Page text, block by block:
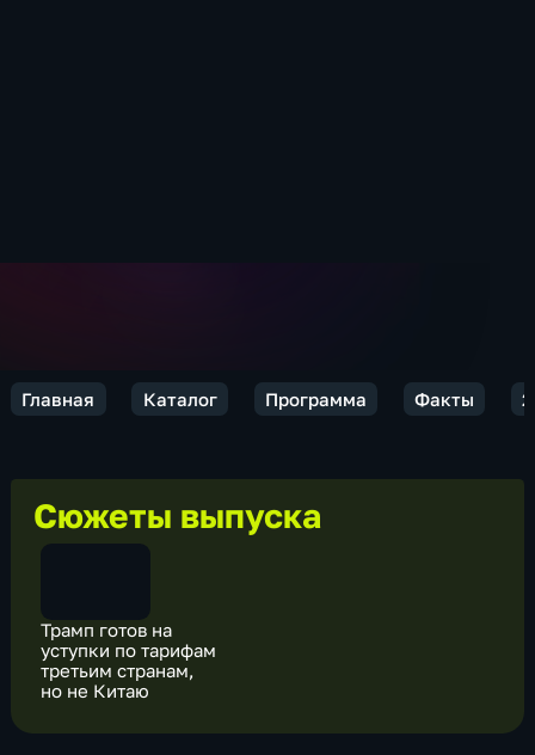
Главная Каталог Программа Факты
Сюжеты выпуска
Трамп готов на
уступки по тарифам
третьим странам,
но не Китаю